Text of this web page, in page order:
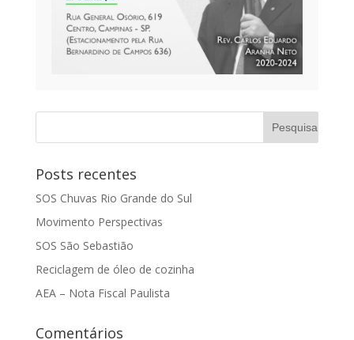
Posts recentes
SOS Chuvas Rio Grande do Sul
Movimento Perspectivas
SOS São Sebastião
Reciclagem de óleo de cozinha
AEA – Nota Fiscal Paulista
Comentários